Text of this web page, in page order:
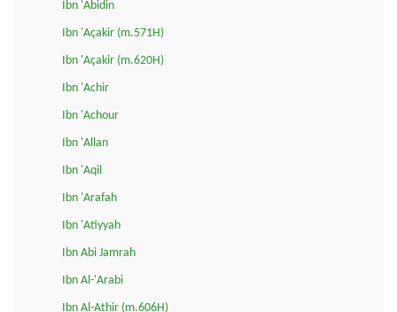
Ibn 'Abidin
Ibn 'Açakir (m.571H)
Ibn 'Açakir (m.620H)
Ibn 'Achir
Ibn 'Achour
Ibn 'Allan
Ibn 'Aqil
Ibn 'Arafah
Ibn 'Atiyyah
Ibn Abi Jamrah
Ibn Al-'Arabi
Ibn Al-Athir (m.606H)